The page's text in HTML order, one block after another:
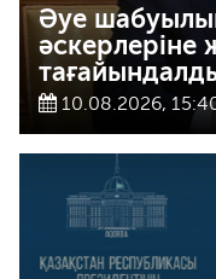
Әуе
10.08.2026,